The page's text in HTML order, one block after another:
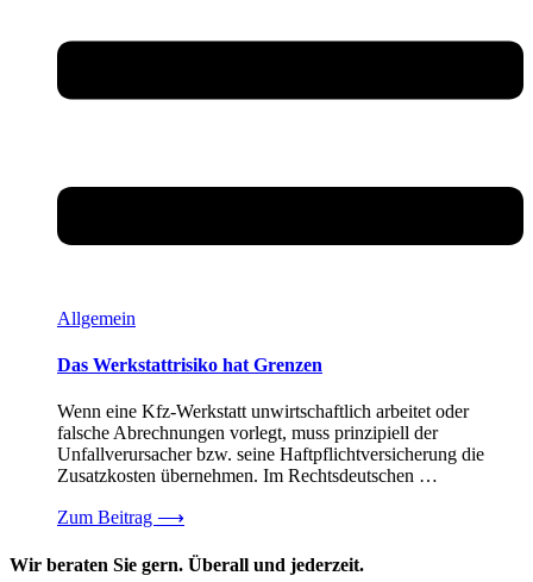
Allgemein
Das Werkstattrisiko hat Grenzen
Wenn eine Kfz-Werkstatt unwirtschaftlich arbeitet oder
falsche Abrechnungen vorlegt, muss prinzipiell der
Unfallverursacher bzw. seine Haftpflichtversicherung die
Zusatzkosten übernehmen. Im Rechtsdeutschen …
Zum Beitrag ⟶
Wir beraten Sie gern. Überall und jederzeit.